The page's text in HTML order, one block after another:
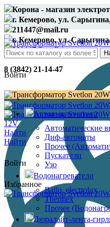
Корона - магазин
г. Кемерово, ул.
211447@mail.ru
г. Кемерово, ул.
211447@mail.ru
8 (3842) 21-14-47
Войти
Избранное
Найти
Найти
Войти
Избранное
Автовыключатели
Автоматические
Диф-автоматы
Прочее
Пускатели
Узо
Водонагреватели
Ballu, electrolux
Thermex
Прочее
Дюралайт-лента-